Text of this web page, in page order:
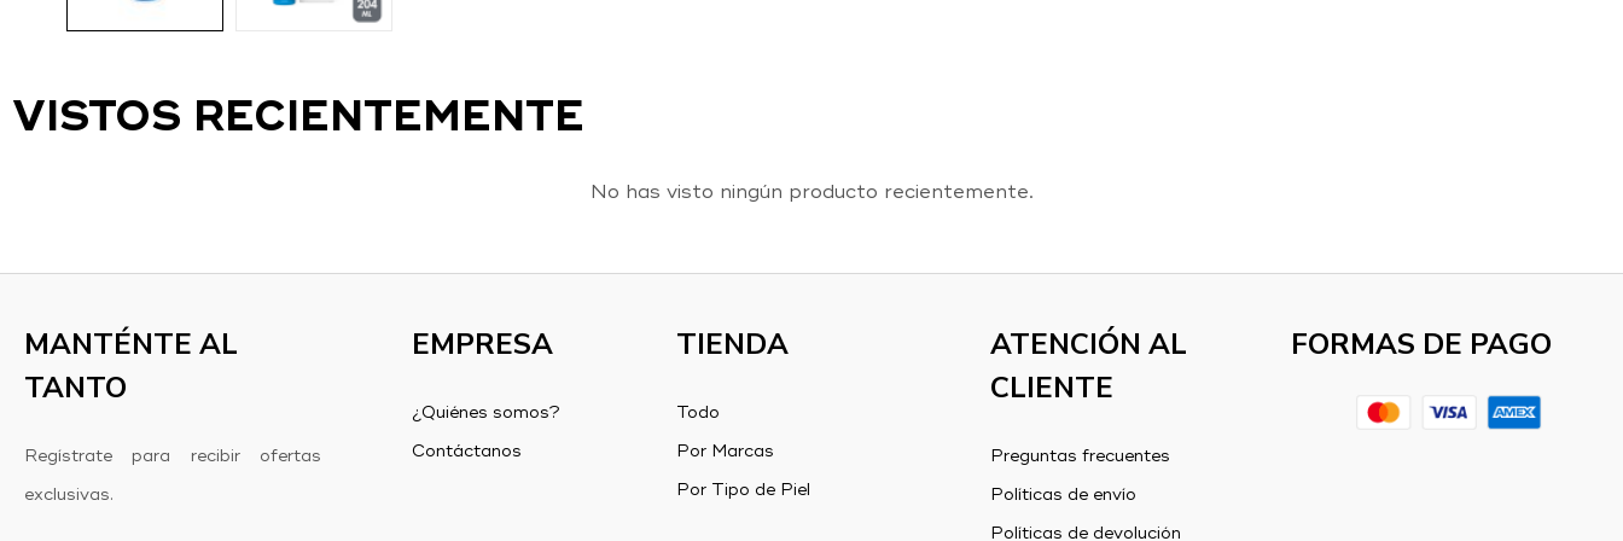
VISTOS RECIENTEMENTE
No has visto ningún producto recientemente.
MANTÉNTE AL
TANTO
Regístrate para recibir ofertas
exclusivas.
EMPRESA
¿Quiénes somos?
Contáctanos
TIENDA
Todo
Por Marcas
Por Tipo de Piel
ATENCIÓN AL
CLIENTE
Preguntas frecuentes
Políticas de envío
Políticas de devolución
FORMAS DE PAGO